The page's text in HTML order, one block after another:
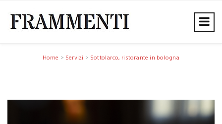
Home > Servizi > Sottolarco, ristorante in bologna